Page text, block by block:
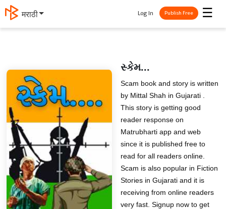
मराठी ☰
Log In Publish Free
સ્કેમ...
Scam book and story is written
by Mittal Shah in Gujarati .
This story is getting good
reader response on
Matrubharti app and web
since it is published free to
read for all readers online.
Scam is also popular in Fiction
Stories in Gujarati and it is
receiving from online readers
very fast. Signup now to get